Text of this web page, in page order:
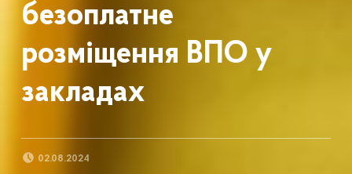
безоплатне
розміщення ВПО у
закладах
02.08.2024